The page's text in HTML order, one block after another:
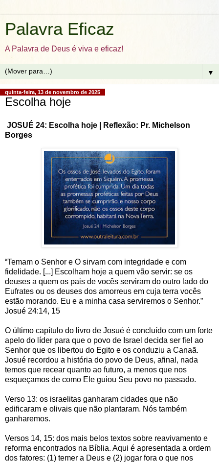
Palavra Eficaz
A Palavra de Deus é viva e eficaz!
▼
quinta-feira, 13 de novembro de 2025
Escolha hoje
JOSUÉ 24: Escolha hoje | Reflexão: Pr. Michelson
Borges
“Temam o Senhor e O sirvam com integridade e com
fidelidade. [...] Escolham hoje a quem vão servir: se os
deuses a quem os pais de vocês serviram do outro lado do
Eufrates ou os deuses dos amorreus em cuja terra vocês
estão morando. Eu e a minha casa serviremos o Senhor.”
Josué 24:14, 15
O último capítulo do livro de Josué é concluído com um forte
apelo do líder para que o povo de Israel decida ser fiel ao
Senhor que os libertou do Egito e os conduziu a Canaã.
Josué recordou a história do povo de Deus, afinal, nada
temos que recear quanto ao futuro, a menos que nos
esqueçamos de como Ele guiou Seu povo no passado.
Verso 13: os israelitas ganharam cidades que não
edificaram e olivais que não plantaram. Nós também
ganharemos.
Versos 14, 15: dos mais belos textos sobre reavivamento e
reforma encontrados na Bíblia. Aqui é apresentada a ordem
dos fatores: (1) temer a Deus e (2) jogar fora o que nos